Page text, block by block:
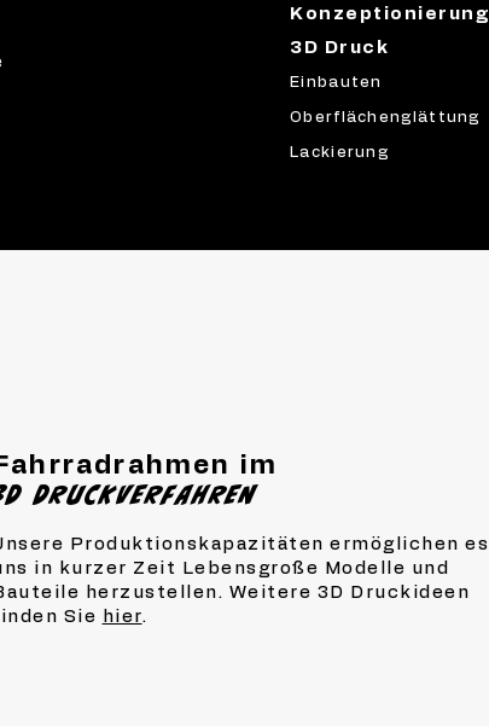
Konzeptionierung
3D Druck
Einbauten
Oberflächenglättung
Lackierung
im
DRUCKVERFAHREN
Produktionskapazitäten ermöglichen es
in kurzer Zeit Lebensgroße Modelle und
herzustellen. Weitere 3D Druckideen
Sie hier.